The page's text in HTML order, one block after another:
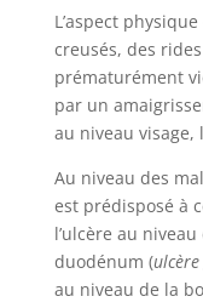
L’aspect
creusés, des
prématurément
par un
au niveau visage,
Au niveau des
est prédisposé à
l’ulcère au
duodénum (
au niveau de la